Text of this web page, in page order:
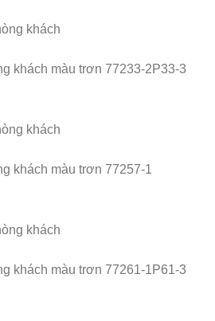
khách màu trơn 77233-2P33-3
khách màu trơn 77257-1
khách màu trơn 77261-1P61-3